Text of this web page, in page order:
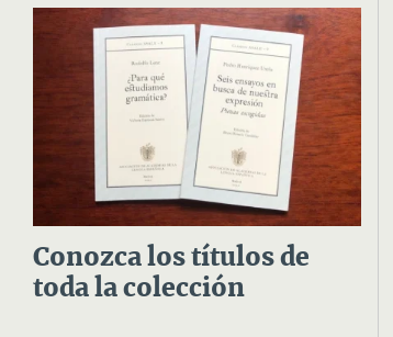
Conozca los títulos de
toda la colección